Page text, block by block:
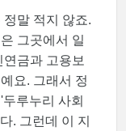
말 적지 않죠.
그곳에서 일
금과 고용보
요. 그래서 정
루누리 사회
. 그런데 이 지